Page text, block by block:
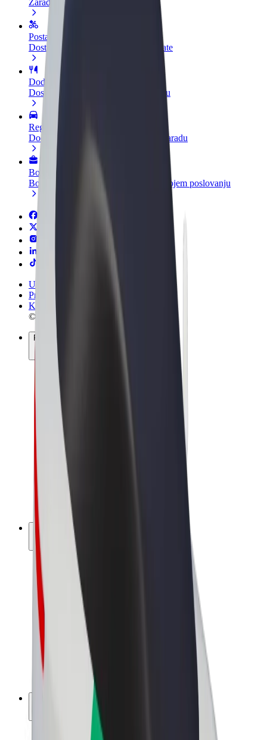
Zarađuj po vlastitim uvjetima
Postani dostavljač
Dostavljaj hranu i primaj tjedne isplate
Dodaj restoran ili trgovinu
Dosegni više kupaca i povećaj zaradu
Registriraj se kao vlasnik flote
Dodaj svoju flotu na Bolt i povećaj zaradu
Bolt for Business
Bolt proizvodi i usluge prilagođeni tvojem poslovanju
Uvjeti i odredbe
Privatnost
Kolačići
© 2026 Bolt Technology OÜ
Proizvodi
Vožnje
Romobili
Bolt Market
Bolt Food
Bolt Drive
Bolt for Business
Električni bicikli
Bolt Plus
Zarađuj uz Bolt
Vozači
Zarada vozača
Dostavljači
Zarada dostavljača
Bolt Food trgovci